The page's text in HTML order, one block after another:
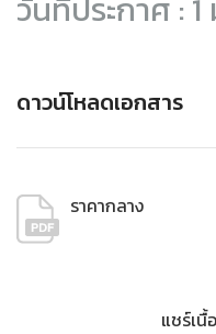
วันที่ประกาศ : 1
ดาวน์โหลดเอกสาร
ราคากลาง
แชร์เนื้